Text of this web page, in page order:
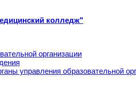
колледж"
организации
управления образовательной